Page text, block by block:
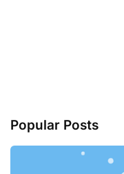
Popular Posts